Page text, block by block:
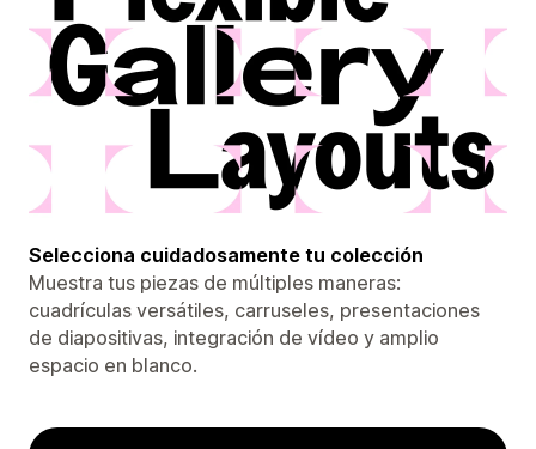
Selecciona cuidadosamente tu colección
Muestra tus piezas de múltiples maneras:
cuadrículas versátiles, carruseles, presentaciones
de diapositivas, integración de vídeo y amplio
espacio en blanco.